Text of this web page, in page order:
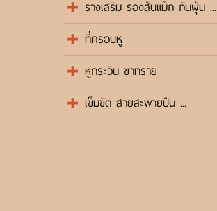
รางเสริม รองส้นแม็ก กันฝุ่น ...
ที่ครอบหู
หูกระวิน ขาทราย
เข็มขัด สายสะพายปืน ...